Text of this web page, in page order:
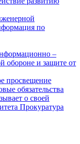
по
–
обороне и защите от
просвещение
обязательства
о своей
Прокуратура